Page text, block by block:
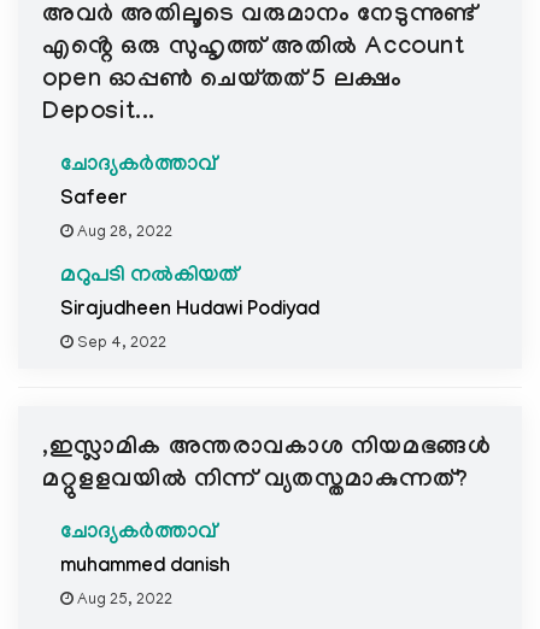
അവർ അതിലൂടെ വരുമാനം നേടുന്നുണ്ട്
എൻ്റെ ഒരു സുഹൃത്ത് അതിൽ Account
open ഓപ്പൺ ചെയ്തത് 5 ലക്ഷം
Deposit...
ചോദ്യകർത്താവ്
Safeer
Aug 28, 2022
മറുപടി നൽകിയത്
Sirajudheen Hudawi Podiyad
Sep 4, 2022
,ഇസ്ലാമിക അന്തരാവകാശ നിയമഭങ്ങൾ
മറ്റുളളവയിൽ നിന്ന് വ്യതസ്തമാകുന്നത്?
ചോദ്യകർത്താവ്
muhammed danish
Aug 25, 2022